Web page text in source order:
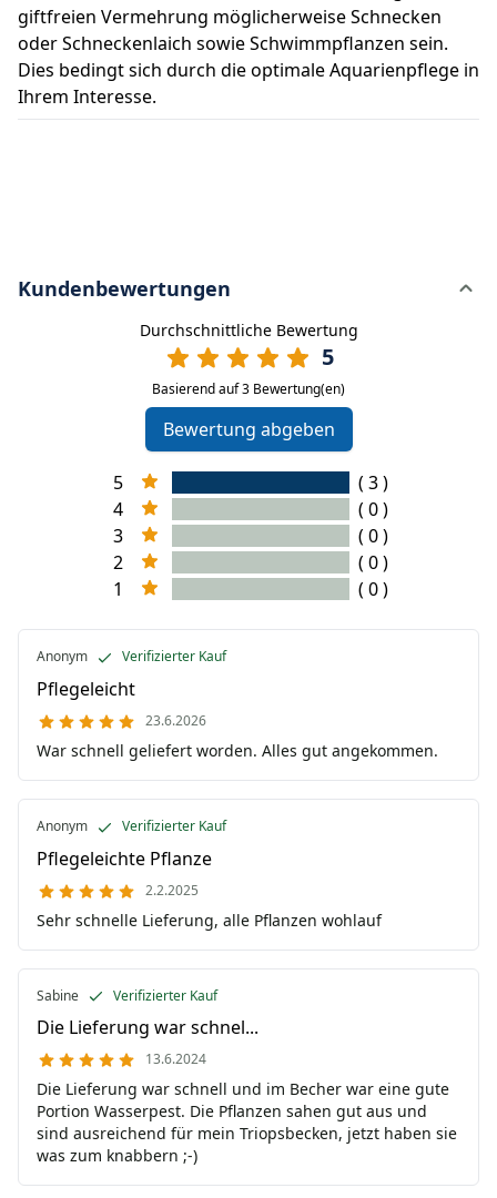
giftfreien Vermehrung möglicherweise Schnecken
oder Schneckenlaich sowie Schwimmpflanzen sein.
Dies bedingt sich durch die optimale Aquarienpflege in
Ihrem Interesse.
Kundenbewertungen
Durchschnittliche Bewertung
5
Basierend auf 3 Bewertung(en)
Bewertung abgeben
5
( 3 )
4
( 0 )
3
( 0 )
2
( 0 )
1
( 0 )
Anonym Verifizierter Kauf
Pflegeleicht
23.6.2026
War schnell geliefert worden. Alles gut angekommen.
Anonym Verifizierter Kauf
Pflegeleichte Pflanze
2.2.2025
Sehr schnelle Lieferung, alle Pflanzen wohlauf
Sabine Verifizierter Kauf
Die Lieferung war schnel...
13.6.2024
Die Lieferung war schnell und im Becher war eine gute
Portion Wasserpest. Die Pflanzen sahen gut aus und
sind ausreichend für mein Triopsbecken, jetzt haben sie
was zum knabbern ;-)